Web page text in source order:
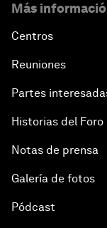
Más
Centros
Reuniones
Partes
Historias del Foro
Notas de prensa
Galería de fotos
Pódcast